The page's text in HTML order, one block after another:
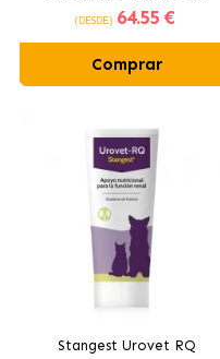
cápsulas
(DESDE) 64.55 €
Comprar
Stangest Urovet RQ